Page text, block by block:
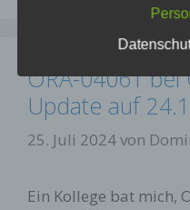
ORA-04061 bei
Update auf 24.1
25. Juli 2024von
Ein Kollege bat mich,
Uhrzeit der